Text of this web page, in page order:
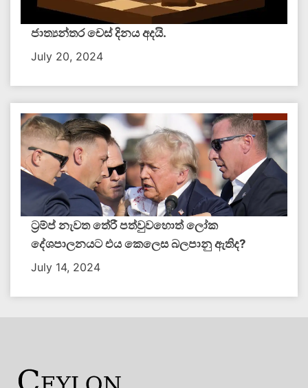
ජාත්‍යන්තර චෙස් දිනය අදයි.
July 20, 2024
ට්‍රම්ප් නැවත තේරී පත්වුවහොත් ලෝක
දේශපාලනයට එය කෙලෙස බලපානු ඇතිද​?
July 14, 2024